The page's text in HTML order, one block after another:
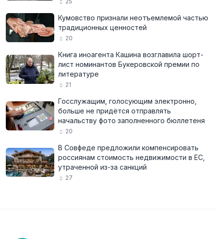
Кумовство признали неотъемлемой частью
традиционных ценностей
20
Книга иноагента Кашина возглавила шорт-
лист номинантов Букеровской премии по
литературе
21
Госслужащим, голосующим электронно,
больше не придётся отправлять
начальству фото заполненного бюллетеня
20
В Совфеде предложили компенсировать
россиянам стоимость недвижимости в ЕС,
утраченной из-за санкций
27